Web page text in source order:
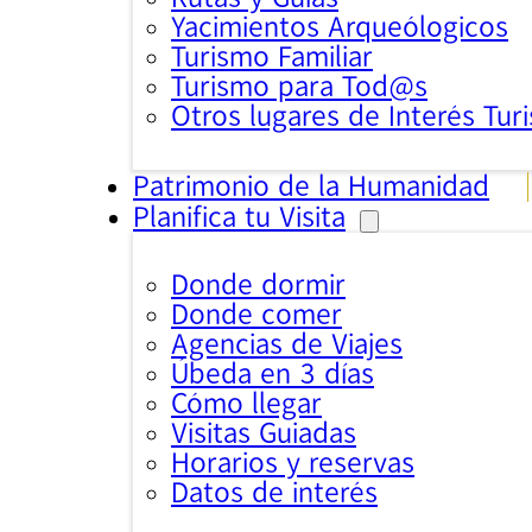
Yacimientos Arqueólogicos
Turismo Familiar
Turismo para Tod@s
Otros lugares de Interés
Patrimonio de la Humanidad
Planifica tu Visita
Donde dormir
Donde comer
Agencias de Viajes
Úbeda en 3 días
Cómo llegar
Visitas Guiadas
Horarios y reservas
Datos de interés